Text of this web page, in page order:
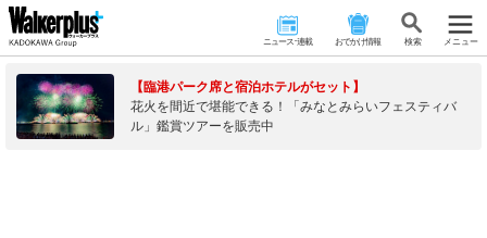
ニュース･連載 おでかけ情報 検 索 メニュー
【臨港パーク席と宿泊ホテルがセット】
花火を間近で堪能できる！「みなとみらいフェスティバ
ル」鑑賞ツアーを販売中